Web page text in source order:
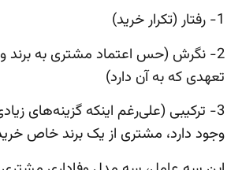
1- رفتار (تکرار خرید)
2- نگرش (حس اعتماد مشتری به
تعهدی که به آن دارد)
3- ترکیبی (علی‌رغم اینکه گزینه‌های
وجود دارد، مشتری از یک برند خاص